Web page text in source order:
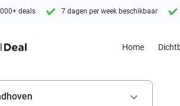
deals 7 dagen per week beschikbaar
Home
keyboard_arrow_down